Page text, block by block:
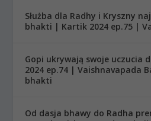
Służba dla Radhy i Kryszny
bhakti | Kartik 2024 ep.75 |
Gopi ukrywają swoje uczucia
2024 ep.74 | Vaishnavapada
bhakti
Od dasja bhawy do Radha